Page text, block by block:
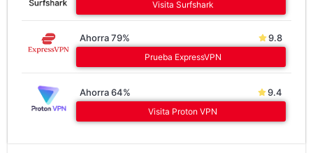
Visita Surfshark
Ahorra 79% 9.8
Prueba ExpressVPN
Ahorra 64% 9.4
Visita Proton VPN